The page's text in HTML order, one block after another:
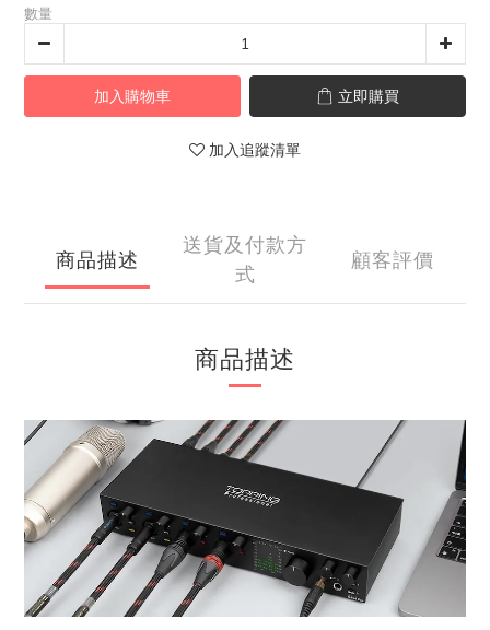
數量
加入購物車 立即購買
加入追蹤清單
商品描述
送貨及付款方
式
顧客評價
商品描述